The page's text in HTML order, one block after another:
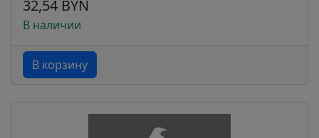
32,54 BYN
В наличии
В корзину